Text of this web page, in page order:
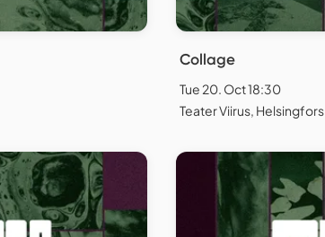
Collage
Tue 20. Oct 18:30
Teater Viirus, Helsingfors